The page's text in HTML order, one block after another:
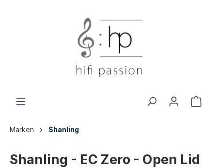
Marken Shanling
Shanling - EC Zero - Open Lid